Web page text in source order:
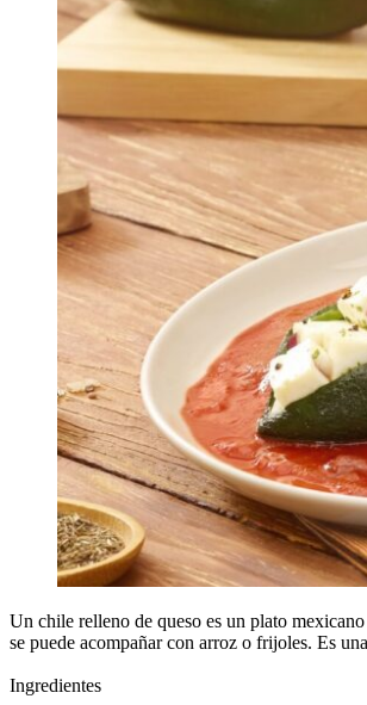
Un chile relleno de queso es un plato
se puede acompañar con arroz o frijoles. Es
Ingredientes